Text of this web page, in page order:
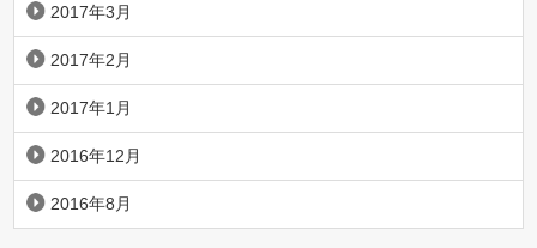
2017年3月
2017年2月
2017年1月
2016年12月
2016年8月